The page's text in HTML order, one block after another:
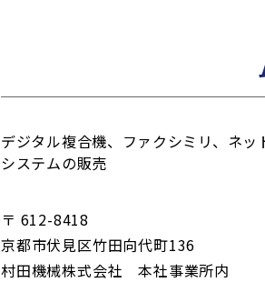
デジタル複合機、ファクシミリ、ネ
システムの販売
〒 612-8418
京都市伏見区竹田向代町136
村田機械株式会社 本社事業所内